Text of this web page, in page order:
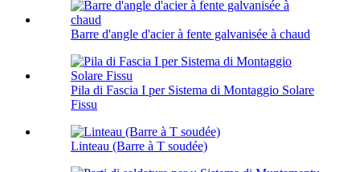
Barre d'angle d'acier à fente galvanisée à chaud
Pila di Fascia I per Sistema di Montaggio Solare
Fissu
Linteau (Barre à T soudée)